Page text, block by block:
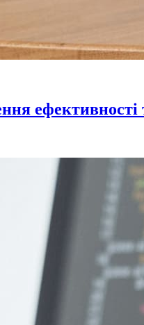
ефективності